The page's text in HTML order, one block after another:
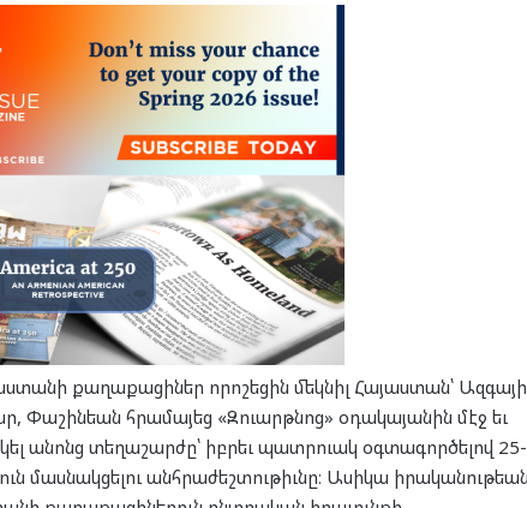
քաղաքացիներ որոշեցին մեկնիլ Հայաստան՝
Փաշինեան հրամայեց «Զուարթնոց» օդակայանին մէջ եւ
անոնց տեղաշարժը՝ իբրեւ պատրուակ օգտագործելով 25-
մասնակցելու անհրաժեշտութիւնը։ Ասիկա իրականութեան